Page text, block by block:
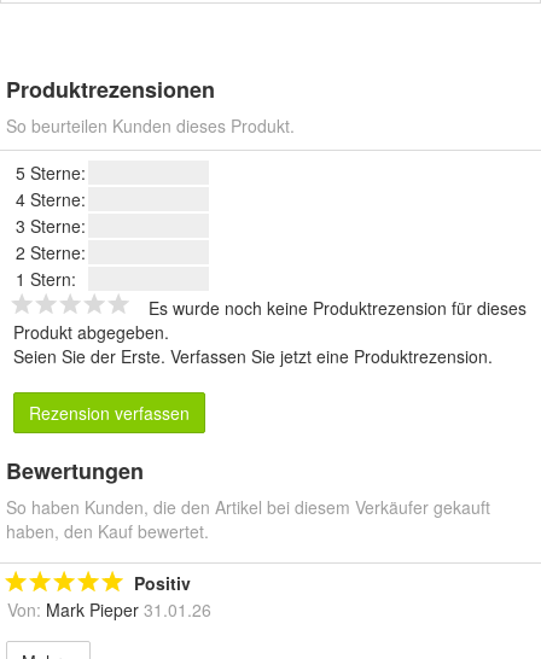
Produktrezensionen
So beurteilen Kunden dieses Produkt.
5 Sterne:
4 Sterne:
3 Sterne:
2 Sterne:
1 Stern:
Es wurde noch keine Produktrezension für dieses
Produkt abgegeben.
Seien Sie der Erste. Verfassen Sie jetzt eine Produktrezension.
Rezension verfassen
Bewertungen
So haben Kunden, die den Artikel bei diesem Verkäufer gekauft
haben, den Kauf bewertet.
Positiv
Von: Mark Pieper 31.01.26